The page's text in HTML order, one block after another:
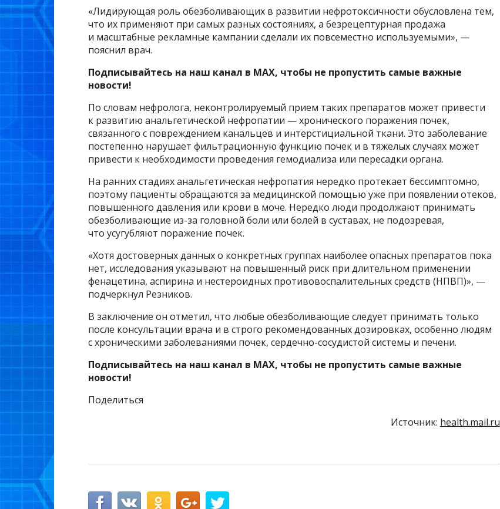
«Лидирующая роль обезболивающих в развитии нефротоксичности обусловлена тем,
что их применяют при самых разных состояниях, а безрецептурная продажа
и масштабные рекламные кампании сделали их повсеместно используемыми», —
пояснил врач.
Подписывайтесь на наш канал в MAX, чтобы не пропустить самые важные
новости!
По словам нефролога, неконтролируемый прием таких препаратов может привести
к развитию анальгетической нефропатии — хронического поражения почек,
связанного с повреждением канальцев и интерстициальной ткани. Это заболевание
постепенно нарушает фильтрационную функцию почек и в тяжелых случаях может
привести к необходимости проведения гемодиализа или пересадки органа.
На ранних стадиях анальгетическая нефропатия нередко протекает бессимптомно,
поэтому пациенты обращаются за медицинской помощью уже при появлении отеков,
повышенного давления или крови в моче. Нередко люди продолжают принимать
обезболивающие из-за головной боли или болей в суставах, не подозревая,
что усугубляют поражение почек.
«Хотя достоверных данных о конкретных группах наиболее опасных препаратов пока
нет, исследования указывают на повышенный риск при длительном применении
фенацетина, аспирина и нестероидных противовоспалительных средств (НПВП)», —
подчеркнул Резников.
В заключение он отметил, что любые обезболивающие следует принимать только
после консультации врача и в строго рекомендованных дозировках, особенно людям
с хроническими заболеваниями почек, сердечно-сосудистой системы и печени.
Подписывайтесь на наш канал в MAX, чтобы не пропустить самые важные
новости!
Поделиться
Источник: health.mail.ru